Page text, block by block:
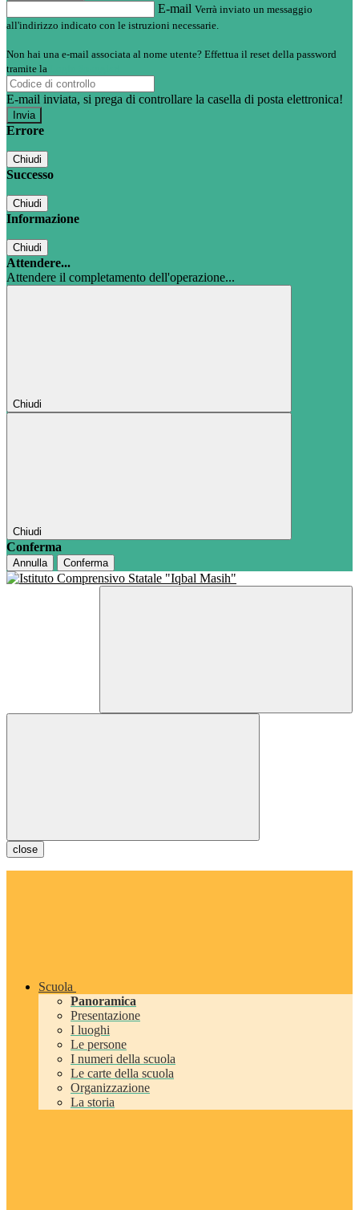
E-mail Verrà inviato un messaggio
all'indirizzo indicato con le istruzioni necessarie.
Non hai una e-mail associata al nome utente? Effettua il reset della password
tramite la
E-mail inviata, si prega di controllare la casella di posta elettronica!
Errore
Chiudi
Successo
Chiudi
Informazione
Chiudi
Attendere...
Attendere il completamento dell'operazione...
Chiudi
Chiudi
Conferma
Annulla Conferma
close
Scuola
Panoramica
Presentazione
I luoghi
Le persone
I numeri della scuola
Le carte della scuola
Organizzazione
La storia